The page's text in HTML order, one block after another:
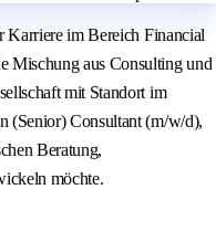
Karriere im Bereich Financial
Mischung aus Consulting und
mit Standort im
(Senior) Consultant (m/w/d),
Beratung,
möchte.